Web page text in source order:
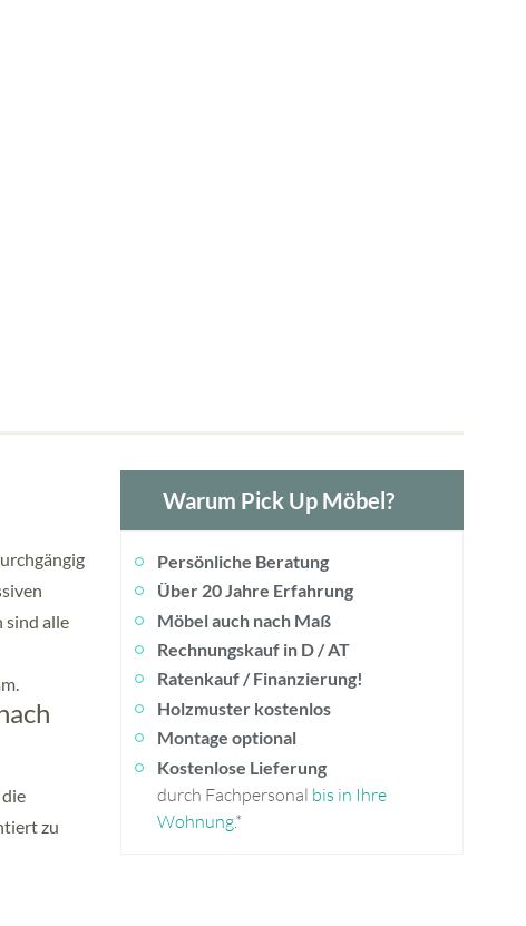
sind alle
zu
Warum Pick Up Möbel?
Persönliche Beratung
Über 20 Jahre Erfahrung
Möbel auch nach Maß
Rechnungskauf in D / AT
Ratenkauf / Finanzierung!
Holzmuster kostenlos
Montage optional
Kostenlose Lieferung
durch Fachpersonal bis in Ihre
Wohnung.*